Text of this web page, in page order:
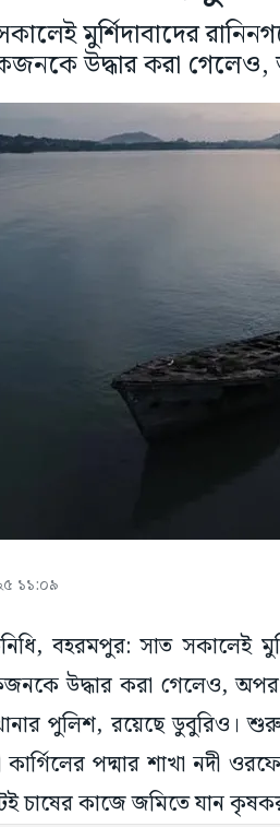
মুর্শিদাবাদের
উদ্ধার করা গেলেও,
১১:০৯
বহরমপুর: সাত সকালেই
উদ্ধার করা গেলেও, অপর
পুলিশ, রয়েছে ডুবুরিও।
কার্গিলের পদ্মার শাখা নদী
চাষের কাজে জমিতে যান